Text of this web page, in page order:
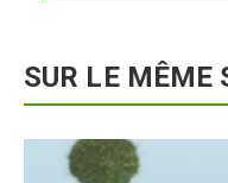
SUR LE MÊME